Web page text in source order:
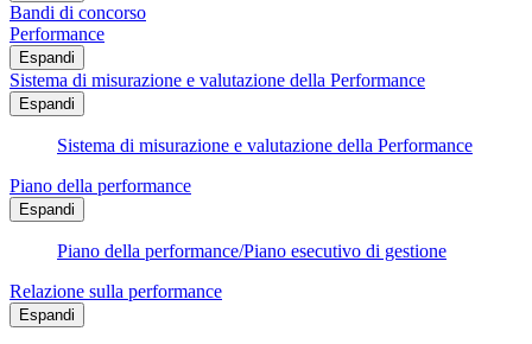
Bandi di concorso
Performance
Espandi
Sistema di misurazione e valutazione della Performance
Espandi
Sistema di misurazione e valutazione della Performance
Piano della performance
Espandi
Piano della performance/Piano esecutivo di gestione
Relazione sulla performance
Espandi